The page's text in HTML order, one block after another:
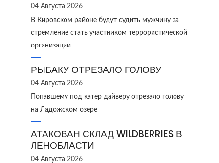
04 Августа 2026
В Кировском районе будут судить мужчину за
стремление стать участником террористической
организации
РЫБАКУ ОТРЕЗАЛО ГОЛОВУ
04 Августа 2026
Попавшему под катер дайверу отрезало голову
на Ладожском озере
АТАКОВАН СКЛАД WILDBERRIES В
ЛЕНОБЛАСТИ
04 Августа 2026